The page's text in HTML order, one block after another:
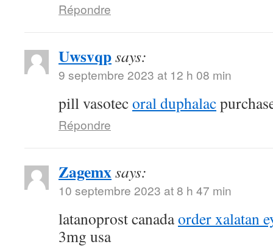
Répondre
Uwsvqpsays:
9 septembre 2023 at 12 h 08 min
pill vasotecoral duphalac
Répondre
Zagemxsays:
10 septembre 2023 at 8 h 47 min
latanoprost canadaorder xalatan
3mg usa